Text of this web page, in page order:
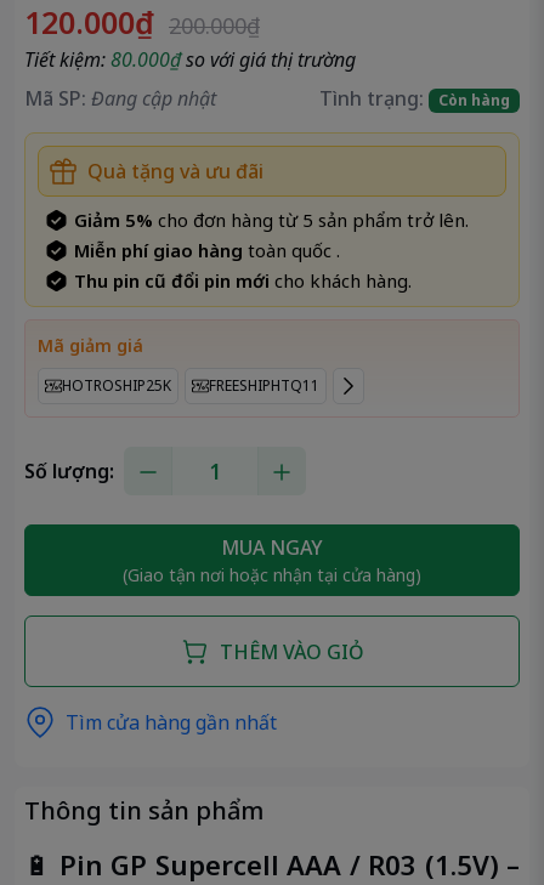
120.000₫ 200.000₫
Tiết kiệm:80.000₫so với giá thị trường
Mã SP: Đang cập nhật Tình trạng: Còn hàng
Quà tặng và ưu đãi
Giảm 5% cho đơn hàng từ 5 sản phẩm trở lên.
Miễn phí giao hàng toàn quốc .
Thu pin cũ đổi pin mới cho khách hàng.
Mã giảm giá
HOTROSHIP25K FREESHIPHTQ11
Số lượng:
MUA NGAY
(Giao tận nơi hoặc nhận tại cửa hàng)
THÊM VÀO GIỎ
Tìm cửa hàng gần nhất
Thông tin sản phẩm
🔋 Pin GP Supercell AAA / R03 (1.5V) –